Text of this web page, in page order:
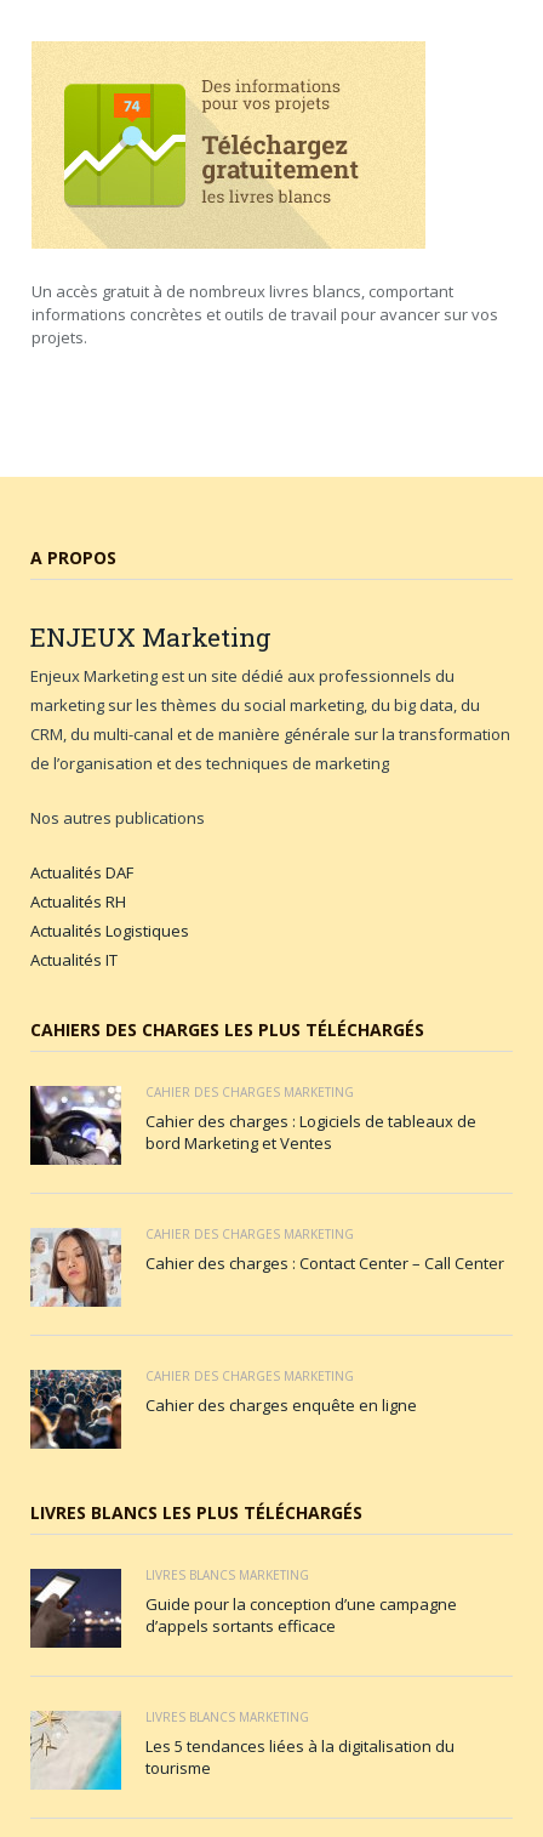
Un accès gratuit à de nombreux livres blancs, comportant
informations concrètes et outils de travail pour avancer sur vos
projets.
A PROPOS
ENJEUX Marketing
Enjeux Marketing est un site dédié aux professionnels du
marketing sur les thèmes du social marketing, du big data, du
CRM, du multi-canal et de manière générale sur la transformation
de l’organisation et des techniques de marketing
Nos autres publications
Actualités DAF
Actualités RH
Actualités Logistiques
Actualités IT
CAHIERS DES CHARGES LES PLUS TÉLÉCHARGÉS
CAHIER DES CHARGES MARKETING
Cahier des charges : Logiciels de tableaux de
bord Marketing et Ventes
CAHIER DES CHARGES MARKETING
Cahier des charges : Contact Center – Call Center
CAHIER DES CHARGES MARKETING
Cahier des charges enquête en ligne
LIVRES BLANCS LES PLUS TÉLÉCHARGÉS
LIVRES BLANCS MARKETING
Guide pour la conception d’une campagne
d’appels sortants efficace
LIVRES BLANCS MARKETING
Les 5 tendances liées à la digitalisation du
tourisme